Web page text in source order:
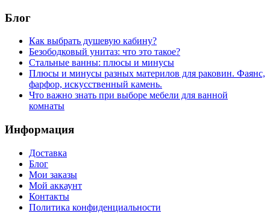
Блог
Как выбрать душевую кабину?
Безободковый унитаз: что это такое?
Стальные ванны: плюсы и минусы
Плюсы и минусы разных материлов для раковин. Фаянс,
фарфор, искусственный камень.
Что важно знать при выборе мебели для ванной
комнаты
Информация
Доставка
Блог
Мои заказы
Мой аккаунт
Контакты
Политика конфиденциальности